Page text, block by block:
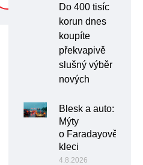
Do 400 tisíc
korun dnes
koupíte
překvapivě
slušný výběr
nových
Blesk a auto:
Mýty
o Faradayově
kleci
4.8.2026